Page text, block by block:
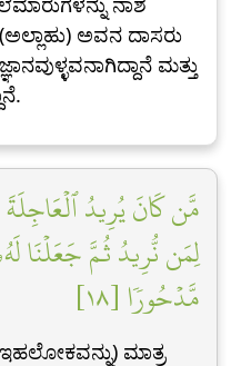
ಅವನ ದಾಸರು
ಮತ್ತು
مَّن كَانَ يُرِيدُ
لِمَن نُّرِيدُ ثُمَّ جَعَلۡنَا
مَّدۡحُورٗا [١٨]
ಮಾತ್ರ